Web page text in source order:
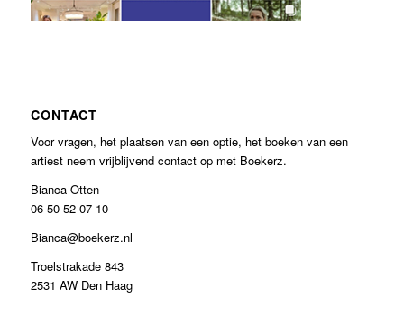
CONTACT
Voor vragen, het plaatsen van een optie, het boeken van een
artiest neem vrijblijvend contact op met Boekerz.
Bianca Otten
06 50 52 07 10
Bianca@boekerz.nl
Troelstrakade 843
2531 AW Den Haag